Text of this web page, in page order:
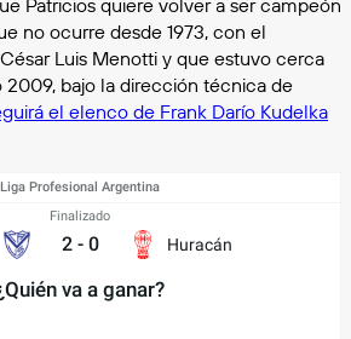
Patricios quiere volver a ser campeón
no ocurre desde 1973, con el
Luis Menotti y que estuvo cerca
2009, bajo la dirección técnica de
el elenco de Frank Darío Kudelka
Liga Profesional Argentina
Finalizado
2 - 0 Huracán
va a ganar?